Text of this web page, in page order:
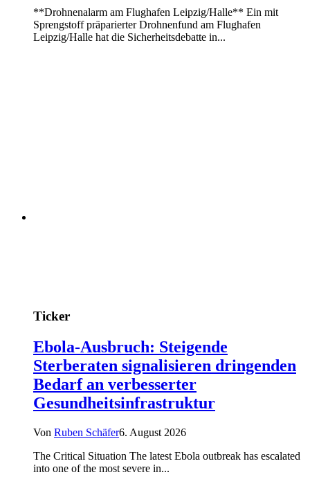
**Drohnenalarm am Flughafen Leipzig/Halle** Ein mit
Sprengstoff präparierter Drohnenfund am Flughafen
Leipzig/Halle hat die Sicherheitsdebatte in...
Ticker
Ebola-Ausbruch: Steigende
Sterberaten signalisieren dringenden
Bedarf an verbesserter
Gesundheitsinfrastruktur
Von Ruben Schäfer6. August 2026
The Critical Situation The latest Ebola outbreak has escalated
into one of the most severe in...